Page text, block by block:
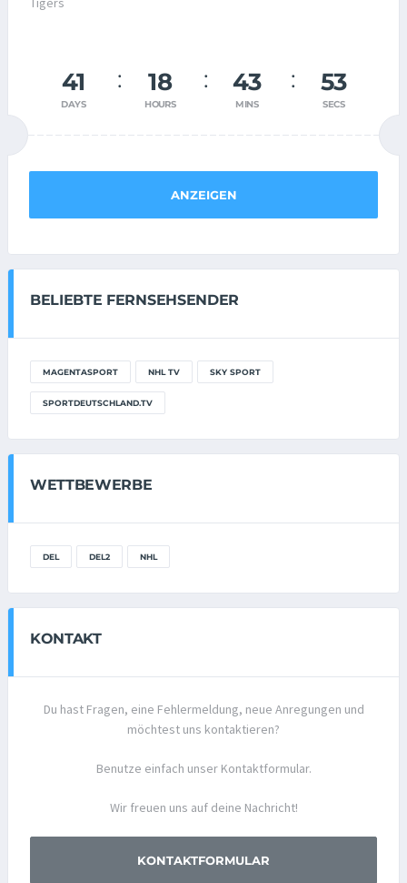
41
DAYS
18
HOURS
43
MINS
53
SECS
ANZEIGEN
BELIEBTE FERNSEHSENDER
MAGENTASPORT NHL TV SKY SPORT
SPORTDEUTSCHLAND.TV
WETTBEWERBE
DEL DEL2 NHL
KONTAKT
Du hast Fragen, eine Fehlermeldung, neue Anregungen und
möchtest uns kontaktieren?
Benutze einfach unser Kontaktformular.
Wir freuen uns auf deine Nachricht!
KONTAKTFORMULAR